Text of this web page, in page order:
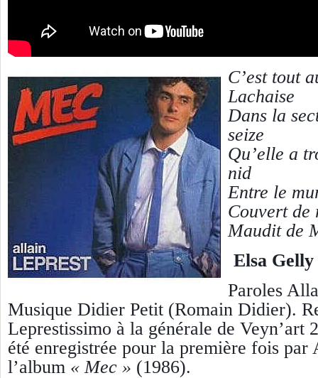
C’est tout
Lachaise
Dans la
seize
Qu’elle a
nid
Entre le
Couvert de
Maudit de
Elsa Gelly
Paroles
Musique Didier Petit (Romain Didier).
Leprestissimo à la générale de Veyn’art
été enregistrée pour la première fois par
l’album « Mec » (1986).